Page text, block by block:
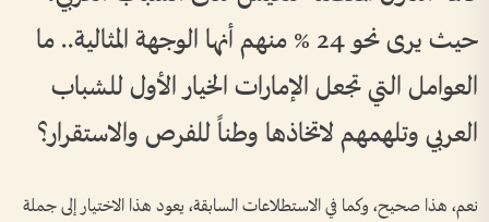
حيث يرى نحو 24 % منهم أنها الوجهة المثالية.. ما
العوامل التي تجعل الإمارات الخيار الأول للشباب
العربي وتلهمهم لاتخاذها وطناً للفرص والاستقرار؟
نعم، هذا صحيح، وكما في الاستطلاعات السابقة، يعود هذا الاختيار إلى جملة